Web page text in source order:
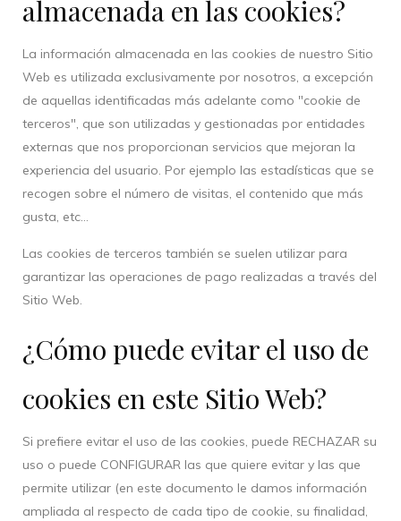
almacenada en las cookies?
La información almacenada en las cookies de nuestro Sitio
Web es utilizada exclusivamente por nosotros, a excepción
de aquellas identificadas más adelante como "cookie de
terceros", que son utilizadas y gestionadas por entidades
externas que nos proporcionan servicios que mejoran la
experiencia del usuario. Por ejemplo las estadísticas que se
recogen sobre el número de visitas, el contenido que más
gusta, etc…
Las cookies de terceros también se suelen utilizar para
garantizar las operaciones de pago realizadas a través del
Sitio Web.
¿Cómo puede evitar el uso de
cookies en este Sitio Web?
Si prefiere evitar el uso de las cookies, puede RECHAZAR su
uso o puede CONFIGURAR las que quiere evitar y las que
permite utilizar (en este documento le damos información
ampliada al respecto de cada tipo de cookie, su finalidad,